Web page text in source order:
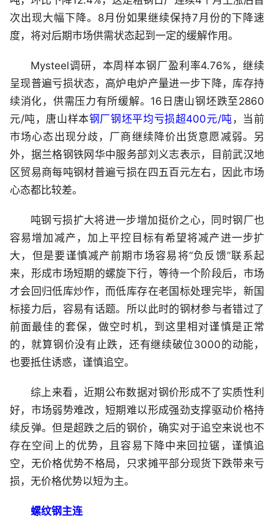
次出现大幅下降。8月份如果继续保持7月份的下降速
度，将对后期市场供需状态起到一定的缓解作用。
Mysteel调研，本周样本钢厂盈利率4.76%，继续
呈现普遍亏损状态，高炉电炉产量进一步下降，库存持
续消化，供需压力有所缓解。16日唐山钢坯跌至2860
元/吨，唐山样本钢厂钢坯平均亏损超400元/吨 ，当前
市场心态出现分歧，厂商继续降价出货意愿减弱。另
外，据兰格钢铁网华中服务部刘义志表示，目前武汉地
区贸易商每吨钢材普遍亏损在四五百元左右，因此市场
心态都比较差。
吨钢亏损扩大将进一步增加挺价之心，同时钢厂也
容易增加减产，加上平控目标有希望将减产进一步扩
大，但是要谨慎减产前期市场容易将“负反馈”联系起
来，形成市场短期的螺旋下行，等待一个阶段后，市场
才会回归低库炒作，而低库存在老国标处理完毕，新国
标接力后，容易有话题。所以此时的钢材参与者错过了
前面最佳的套保，做空时机，到这里相对谨慎是正常
的，就算钢价没有止跌，还有继续破位3000的动能，
也要抵住诱惑，谨慎追空。
综上来看，近期公布数据对钢价形成不了实质性利
好，市场弱势难改，短期难以形成强劲支撑驱动价格持
续反弹。但是超跌之后的钢价，确实对于追空来说也不
存在空间上的优势，且容易下降中来回拉锯，谨慎追
空，无价格优势不格局，只求摊平部分现货下跌带来亏
损，无价格优势以短为主。
螺纹钢主连